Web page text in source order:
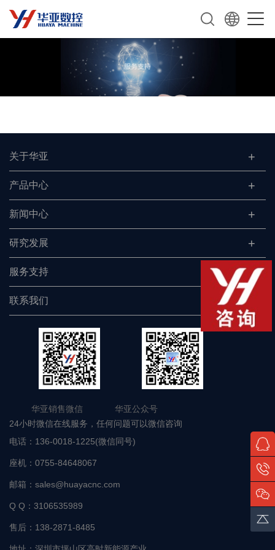
关于华亚
产品中心
新闻中心
研究发展
服务支持
联系我们
华亚销售微信 华亚公众号
24小时微信在线服务，任何问题可以微信咨询
电话： 136-0018-1225(微信同号)
座机： 0755-84648067
邮箱： sales@huayacnc.com
Q Q： 3106535989
售后： 138-2871-8485